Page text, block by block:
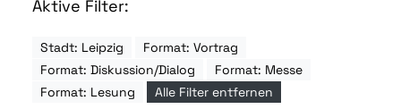
Aktive Filter:
Stadt: Leipzig
Format: Vortrag
Format: Diskussion/Dialog
Format: Messe
Format: Lesung
Alle Filter entfernen